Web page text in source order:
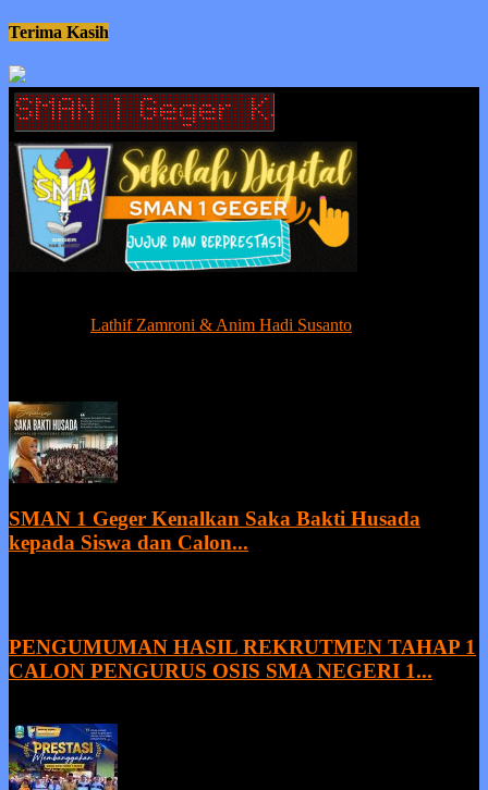
Terima Kasih
Lathif Zamroni & Anim Hadi Susanto
SMAN 1 Geger Kenalkan Saka Bakti Husada
kepada Siswa dan Calon...
PENGUMUMAN HASIL REKRUTMEN TAHAP 1
CALON PENGURUS OSIS SMA NEGERI 1...